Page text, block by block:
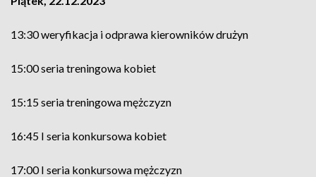
13:30 weryfikacja i odprawa kierowników drużyn
15:00 seria treningowa kobiet
15:15 seria treningowa mężczyzn
16:45 I seria konkursowa kobiet
17:00 I seria konkursowa mężczyzn